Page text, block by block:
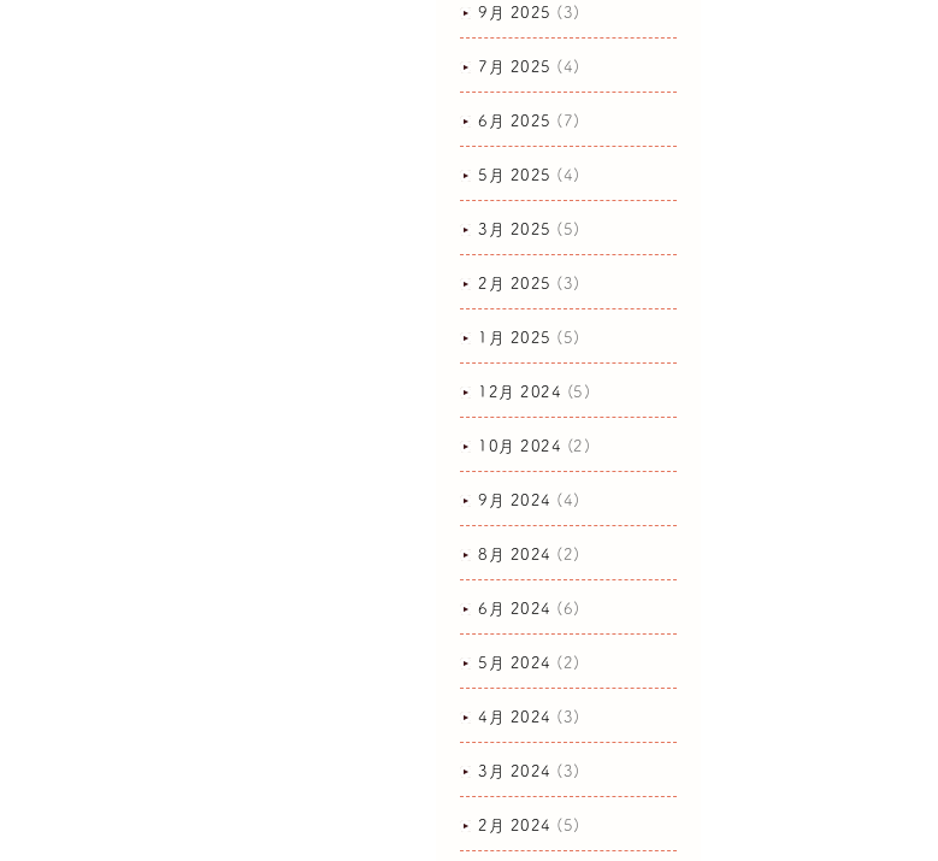
9月 2025 (3)
7月 2025 (4)
6月 2025 (7)
5月 2025 (4)
3月 2025 (5)
2月 2025 (3)
1月 2025 (5)
12月 2024 (5)
10月 2024 (2)
9月 2024 (4)
8月 2024 (2)
6月 2024 (6)
5月 2024 (2)
4月 2024 (3)
3月 2024 (3)
2月 2024 (5)